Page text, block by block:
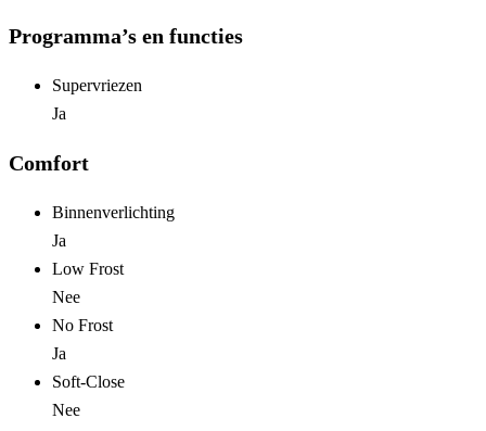
Programma’s en functies
Supervriezen
Ja
Comfort
Binnenverlichting
Ja
Low Frost
Nee
No Frost
Ja
Soft-Close
Nee